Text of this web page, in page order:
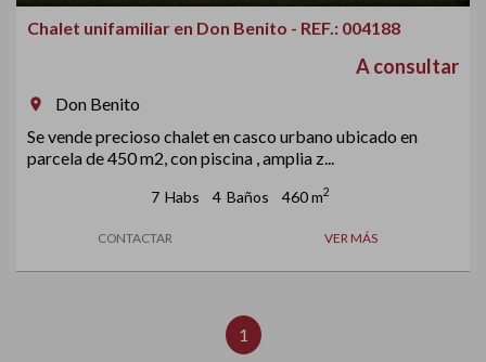
Chalet unifamiliar en Don Benito - REF.: 004188
A consultar
room
Don Benito
Se vende precioso chalet en casco urbano ubicado en
parcela de 450 m2, con piscina , amplia z...
7 Habs 4 Baños 460 m2
CONTACTAR VER MÁS
1